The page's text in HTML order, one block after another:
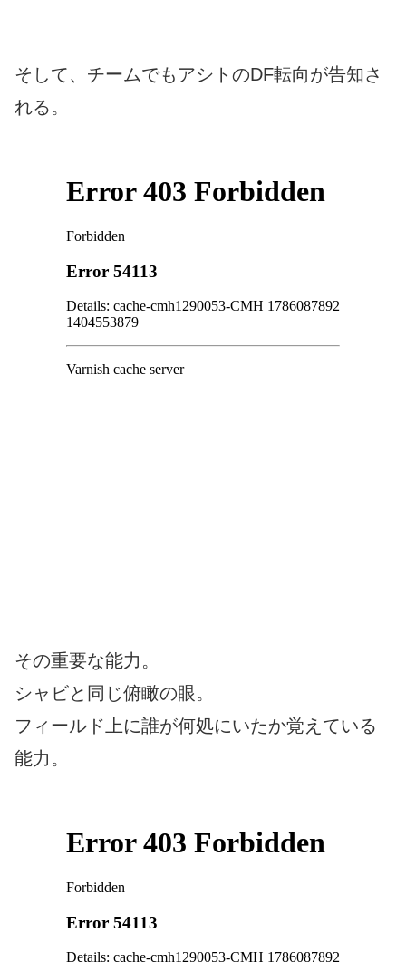
そして、チームでもアシトのDF転向が告知さ
れる。
その重要な能力。
シャビと同じ俯瞰の眼。
フィールド上に誰が何処にいたか覚えている
能力。